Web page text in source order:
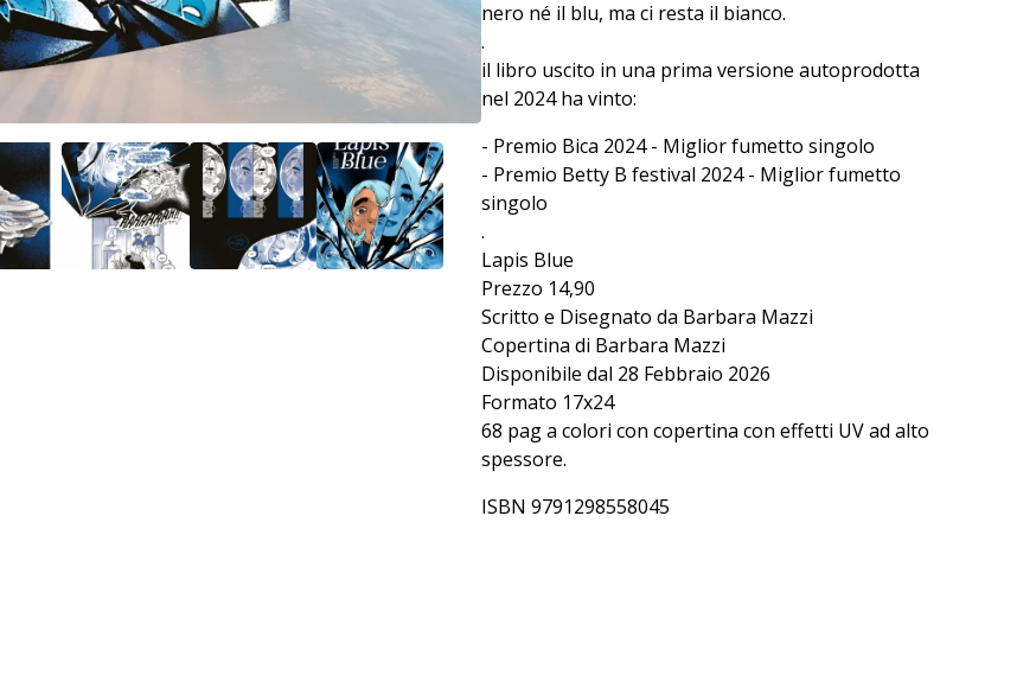
nero né il blu, ma ci resta il bianco.
.
il libro uscito in una prima versione autoprodotta
nel 2024 ha vinto:
- Premio Bica 2024 - Miglior fumetto singolo
- Premio Betty B festival 2024 - Miglior fumetto
singolo
.
Lapis Blue
Prezzo 14,90
Scritto e Disegnato da Barbara Mazzi
Copertina di Barbara Mazzi
Disponibile dal 28 Febbraio 2026
Formato 17x24
68 pag a colori con copertina con effetti UV ad alto
spessore.
ISBN 9791298558045